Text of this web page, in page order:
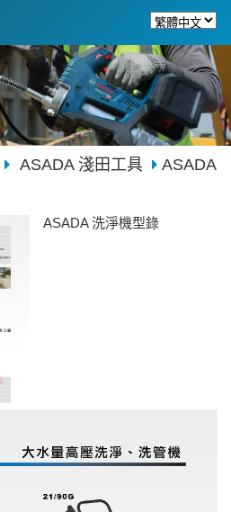
ASADA 淺田工具
ASADA
ASADA 洗淨機型錄